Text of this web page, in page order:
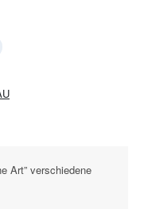
Art” verschiedene